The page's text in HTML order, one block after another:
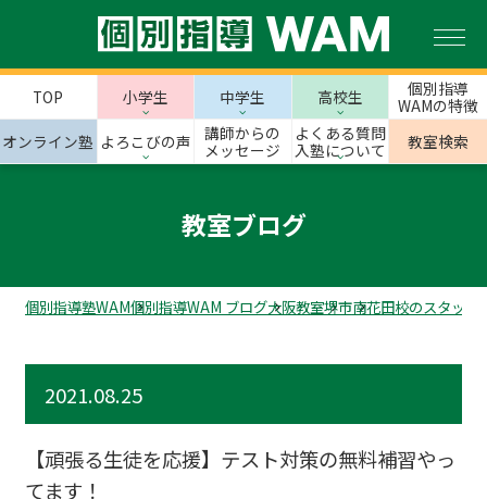
TOP 小学生 中学生 高校生
個別指導
WAMの特徴
オンライン塾 よろこびの声
講師からの
メッセージ
よくある質問
入塾について
教室検索
教室ブログ
個別指導塾WAM個別指導WAM ブログ大阪教室堺市南花田校のスタッフ
2021.08.25
【頑張る生徒を応援】テスト対策の無料補習やっ
てます！